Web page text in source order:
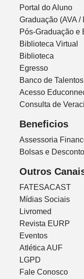
Portal do Aluno
Graduação (AVA /
Pós-Graduação e
Biblioteca Virtual
Biblioteca
Egresso
Banco de Talentos
Acesso
Consulta de
Beneficios
Assessoria
Bolsas e
Outros
FATESACAST
Mídias Sociais
Livromed
Revista EURP
Eventos
Atlética AUF
LGPD
Fale Conosco